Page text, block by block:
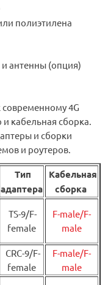
полиэтилена
антенны (опция)
4G
кабельная сборка.
и сборки
и роутеров.
Тип
адаптера
Кабельная
сборка
TS-9/F-
female
F-male/F-
male
CRC-9/F-
female
F-male/F-
male